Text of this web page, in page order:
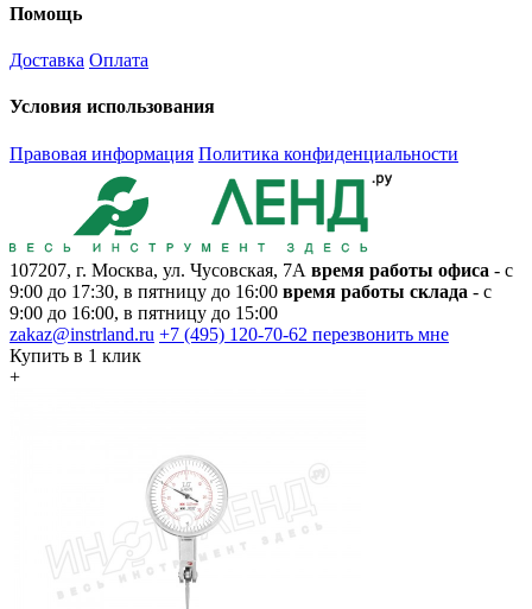
Помощь
Доставка Оплата
Условия использования
Правовая информация Политика конфиденциальности
107207, г. Москва, ул. Чусовская, 7А время работы офиса - с
9:00 до 17:30, в пятницу до 16:00 время работы склада - с
9:00 до 16:00, в пятницу до 15:00
zakaz@instrland.ru +7 (495) 120-70-62 перезвонить мне
Купить в 1 клик
+